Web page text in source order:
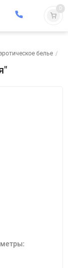
0
белье /